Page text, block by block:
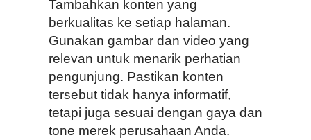
Tambahkan konten yang
berkualitas ke setiap halaman.
Gunakan gambar dan video yang
relevan untuk menarik perhatian
pengunjung. Pastikan konten
tersebut tidak hanya informatif,
tetapi juga sesuai dengan gaya dan
tone merek perusahaan Anda.